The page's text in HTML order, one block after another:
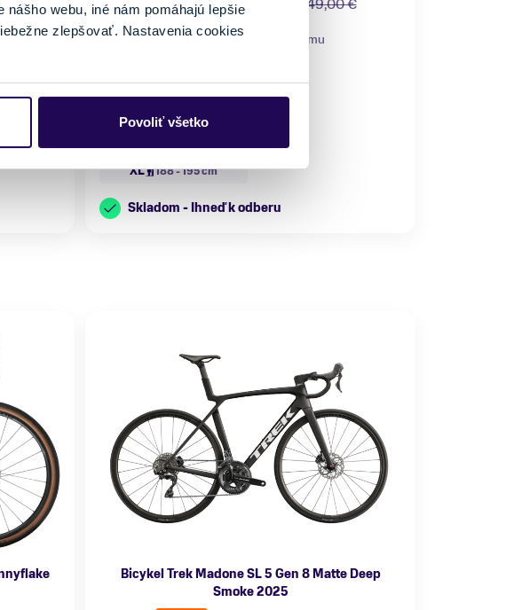
webu, iné nám pomáhajú lepšie
zlepšovať. Nastavenia cookies
Povoliť všetko
-54 %
5649,00 €
od 2599,00 €
Kategória
Materiál rámu
Vlastnosti bicykla
s košíkom, s
prehadzovačkou
Nosnosť
do 150 kg
Veľkosť
XL
188 - 195 cm
Skladom - Ihneď k odberu
Bicykel Trek Madone SL 5 Gen 8 Matte Deep
Smoke 2025